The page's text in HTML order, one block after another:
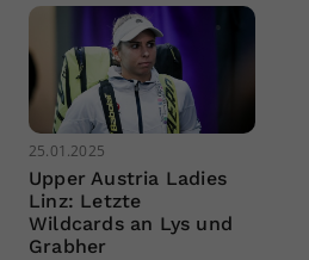
25.01.2025
Upper Austria Ladies
Linz: Letzte
Wildcards an Lys und
Grabher